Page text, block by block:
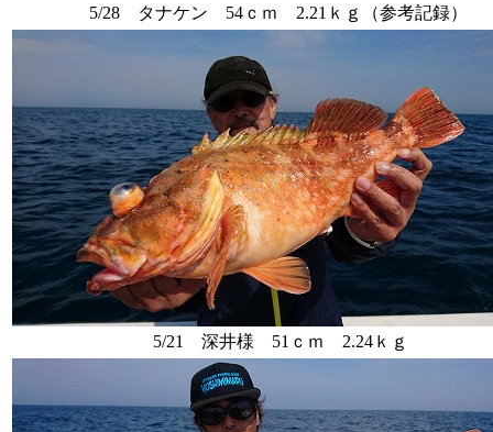
5/28 タナケン 54ｃｍ 2.21ｋｇ（参考記録）
5/21 深井様 51ｃｍ 2.24ｋｇ